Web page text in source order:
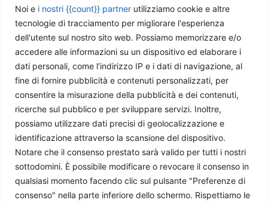
Noi e i nostri {{count}} partner utilizziamo cookie e altre
tecnologie di tracciamento per migliorare l'esperienza
dell'utente sul nostro sito web. Possiamo memorizzare e/o
accedere alle informazioni su un dispositivo ed elaborare i
dati personali, come l’indirizzo IP e i dati di navigazione, al
fine di fornire pubblicità e contenuti personalizzati, per
consentire la misurazione della pubblicità e dei contenuti,
ricerche sul pubblico e per sviluppare servizi. Inoltre,
possiamo utilizzare dati precisi di geolocalizzazione e
identificazione attraverso la scansione del dispositivo.
Notare che il consenso prestato sarà valido per tutti i nostri
sottodomini. È possibile modificare o revocare il consenso in
qualsiasi momento facendo clic sul pulsante "Preferenze di
consenso" nella parte inferiore dello schermo. Rispettiamo le
Chi siamo
Il Caffè Geopolitico è una Associazione di Promozione Sociale. Dal
2009 parliamo di politica internazionale, per diffondere una
conoscenza accessibile e aggiornata delle dinamiche geopolitiche che
segnano il mondo che ci circonda.
C.F./P.IVA 11078490965 - Testata giornalistica registrata presso il
Tribunale di Milano aut. n.398 del 10/12/2013 - ISSN 2384-9975